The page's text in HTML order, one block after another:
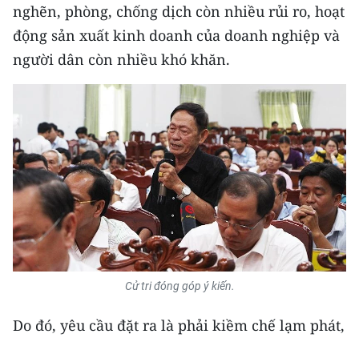
TIN ĐỊA PHƯƠNG
Trung du và miền núi phía Bắc
Đồng bằng sông Hồng
Bắc Trung Bộ
Duyên hải Nam Trung Bộ và Tây
Nguyên
Đông Nam Bộ
Đồng bằng sông Cửu Long
Chuyên trang Hà Nội
Chuyên trang TP. Hồ Chí Minh
nghẽn, phòng, chống dịch còn nhiều rủi ro, hoạt
động sản xuất kinh doanh của doanh nghiệp và
người dân còn nhiều khó khăn.
Cử tri đóng góp ý kiến.
Do đó, yêu cầu đặt ra là phải kiềm chế lạm phát,